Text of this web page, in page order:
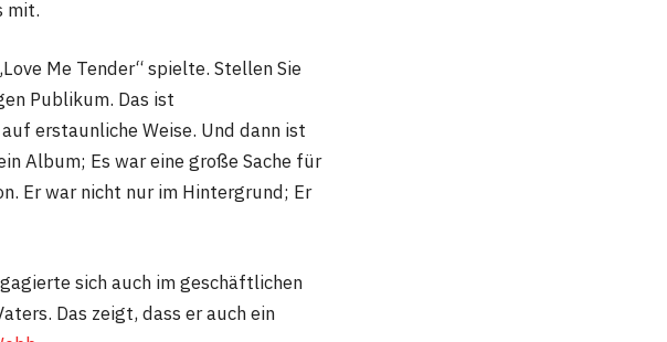
mit.
Me Tender“ spielte. Stellen Sie
Publikum. Das ist
erstaunliche Weise. Und dann ist
Album; Es war eine große Sache für
Er war nicht nur im Hintergrund; Er
sich auch im geschäftlichen
Das zeigt, dass er auch ein